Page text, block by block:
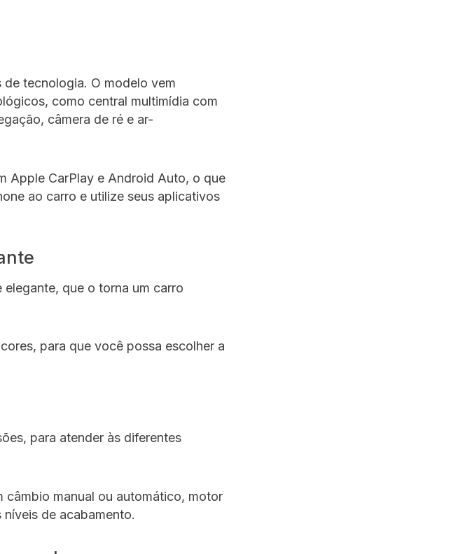
tecnologia. O modelo vem
como central multimídia com
câmera de ré e ar-
Apple CarPlay e Android Auto, o que
ao carro e utilize seus aplicativos
que o torna um carro
para que você possa escolher a
para atender às diferentes
câmbio manual ou automático, motor
de acabamento.